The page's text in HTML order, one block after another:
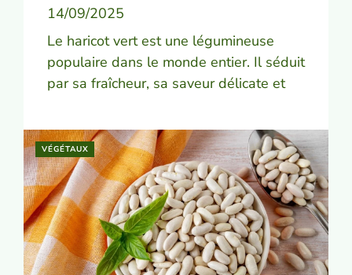
14/09/2025
Le haricot vert est une légumineuse
populaire dans le monde entier. Il séduit
par sa fraîcheur, sa saveur délicate et
VÉGÉTAUX